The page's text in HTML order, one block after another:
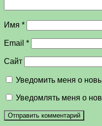
Имя *
Email *
Сайт
Уведомить меня о
Уведомлять меня о